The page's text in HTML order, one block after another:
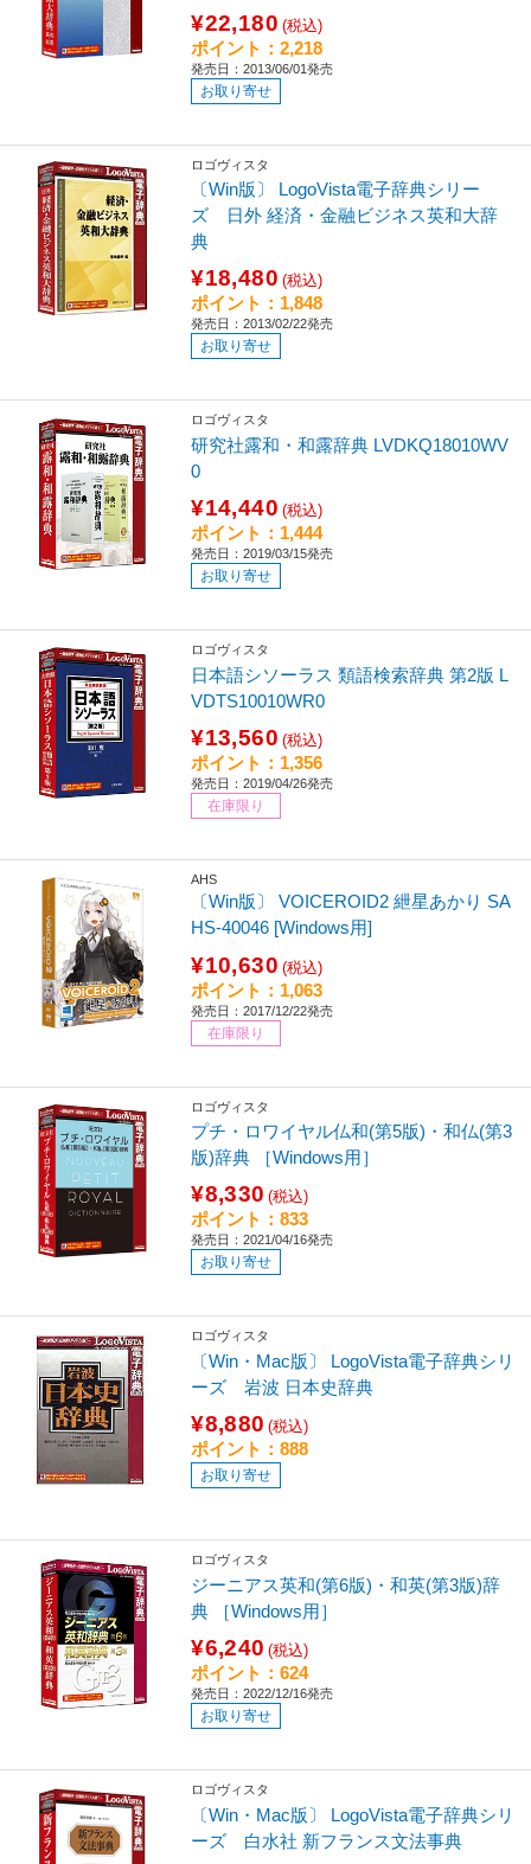
¥22,180 (税込)
ポイント：2,218
発売日：2013/06/01発売
お取り寄せ
ロゴヴィスタ
〔Win版〕 LogoVista電子辞典シリー
ズ 日外 経済・金融ビジネス英和大辞
典
¥18,480 (税込)
ポイント：1,848
発売日：2013/02/22発売
お取り寄せ
ロゴヴィスタ
研究社露和・和露辞典 LVDKQ18010WV
0
¥14,440 (税込)
ポイント：1,444
発売日：2019/03/15発売
お取り寄せ
ロゴヴィスタ
日本語シソーラス 類語検索辞典 第2版 L
VDTS10010WR0
¥13,560 (税込)
ポイント：1,356
発売日：2019/04/26発売
在庫限り
AHS
〔Win版〕 VOICEROID2 紲星あかり SA
HS-40046 [Windows用]
¥10,630 (税込)
ポイント：1,063
発売日：2017/12/22発売
在庫限り
ロゴヴィスタ
プチ・ロワイヤル仏和(第5版)・和仏(第3
版)辞典 ［Windows用］
¥8,330 (税込)
ポイント：833
発売日：2021/04/16発売
お取り寄せ
ロゴヴィスタ
〔Win・Mac版〕 LogoVista電子辞典シリ
ーズ 岩波 日本史辞典
¥8,880 (税込)
ポイント：888
お取り寄せ
ロゴヴィスタ
ジーニアス英和(第6版)・和英(第3版)辞
典 ［Windows用］
¥6,240 (税込)
ポイント：624
発売日：2022/12/16発売
お取り寄せ
ロゴヴィスタ
〔Win・Mac版〕 LogoVista電子辞典シリ
ーズ 白水社 新フランス文法事典